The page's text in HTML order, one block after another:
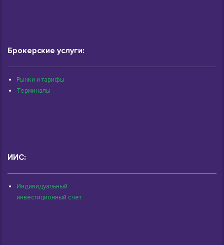
Брокерские услуги:
Рынки и тарифы
Терминалы
ИИС:
Индивидуальный
инвестиционный счет